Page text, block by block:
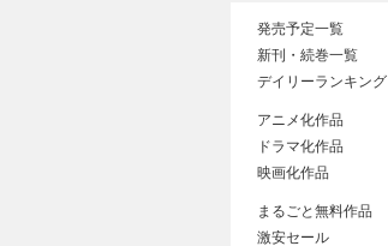
発売予定一覧
新刊・続巻一覧
デイリーランキング
アニメ化作品
ドラマ化作品
映画化作品
まるごと無料作品
激安セール